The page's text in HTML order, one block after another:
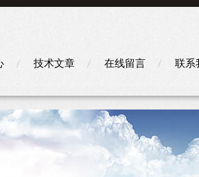
技术文章 在线留言 联系